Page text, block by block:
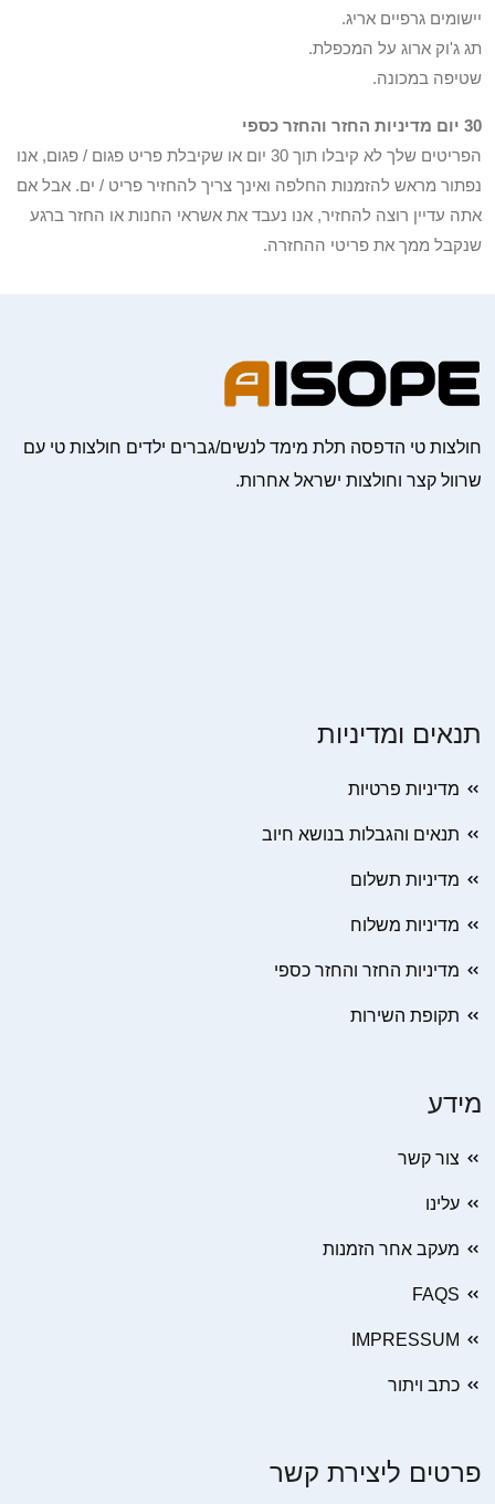
יישומים גרפיים אריג.
תג ג'וק ארוג על המכפלת.
שטיפה במכונה.
30 יום מדיניות החזר והחזר כספי
הפריטים שלך לא קיבלו תוך 30 יום או שקיבלת פריט פגום / פגום, אנו
נפתור מראש להזמנות החלפה ואינך צריך להחזיר פריט / ים. אבל אם
אתה עדיין רוצה להחזיר, אנו נעבד את אשראי החנות או החזר ברגע
שנקבל ממך את פריטי ההחזרה.
חולצות טי הדפסה תלת מימד לנשים/גברים ילדים חולצות טי עם
שרוול קצר וחולצות ישראל אחרות.
תנאים ומדיניות
מדיניות פרטיות
תנאים והגבלות בנושא חיוב
מדיניות תשלום
מדיניות משלוח
מדיניות החזר והחזר כספי
תקופת השירות
מידע
צור קשר
עלינו
מעקב אחר הזמנות
FAQS
IMPRESSUM
כתב ויתור
פרטים ליצירת קשר